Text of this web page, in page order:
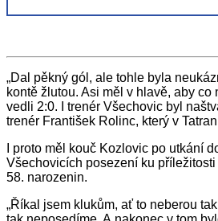
„Dal pěkný gól, ale tohle byla
kontě žlutou. Asi měl v hlavě, aby co
vedli 2:0. I trenér Všechovic byl
trenér František Rolinc, který v
I proto měl kouč Kozlovic po utkání
Všechovicích posezení ku
58. narozenin.
„Říkal jsem klukům, ať to neberou